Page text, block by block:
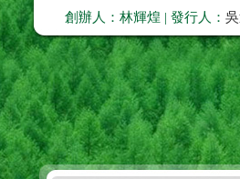
創辦人：林輝煌 | 發行人：